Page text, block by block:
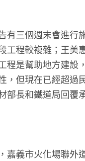
有三個週末會進
工程較複雜；王美
程是幫助地方建設
，但現在已經超
部長和鐵道局回覆
嘉義市火化場聯